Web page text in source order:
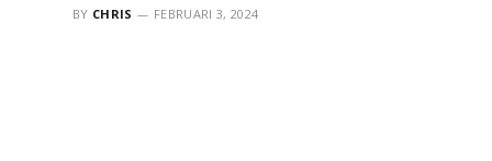
BY CHRIS FEBRUARI 3, 2024